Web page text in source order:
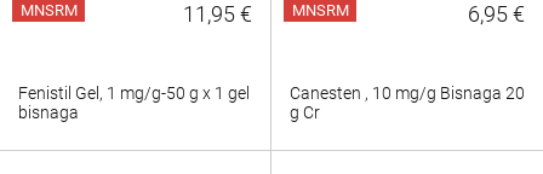
MNSRM 11,95 €
Fenistil Gel, 1 mg/g-50 g x 1 gel
bisnaga
MNSRM 6,95 €
Canesten , 10 mg/g Bisnaga 20
g Cr